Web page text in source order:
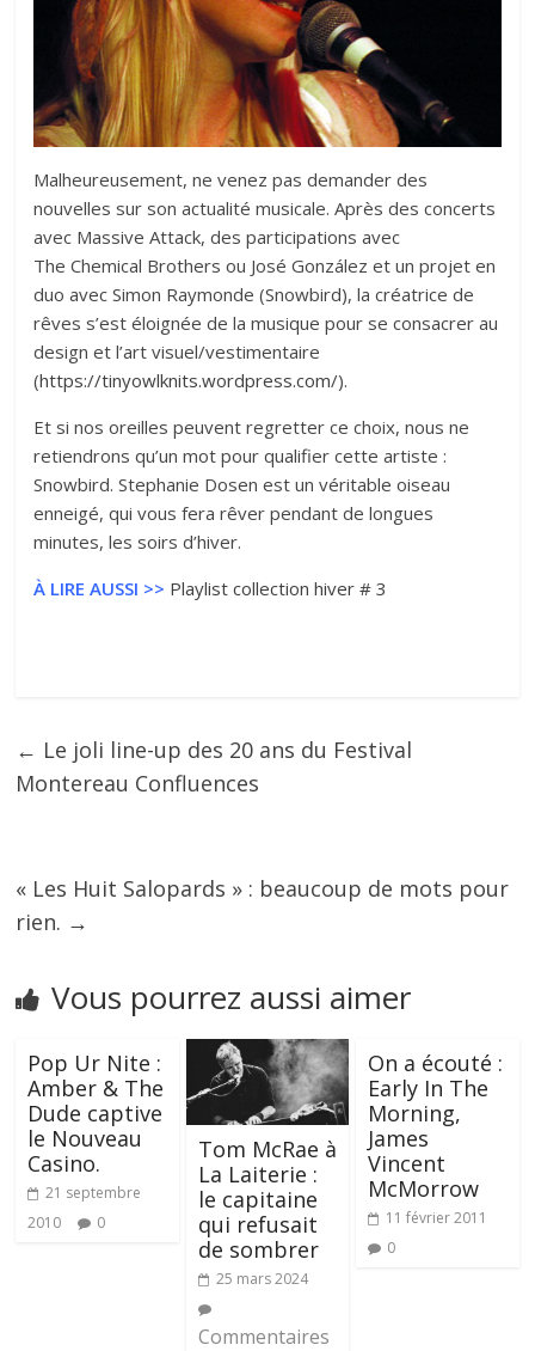
Malheureusement, ne venez pas demander des
nouvelles sur son actualité musicale. Après des concerts
avec Massive Attack, des participations avec
The Chemical Brothers ou José González et un projet en
duo avec Simon Raymonde (Snowbird), la créatrice de
rêves s’est éloignée de la musique pour se consacrer au
design et l’art visuel/vestimentaire
(https://tinyowlknits.wordpress.com/).
Et si nos oreilles peuvent regretter ce choix, nous ne
retiendrons qu’un mot pour qualifier cette artiste :
Snowbird. Stephanie Dosen est un véritable oiseau
enneigé, qui vous fera rêver pendant de longues
minutes, les soirs d’hiver.
À LIRE AUSSI >> Playlist collection hiver # 3
← Le joli line-up des 20 ans du Festival
Montereau Confluences
« Les Huit Salopards » : beaucoup de mots pour
rien. →
Vous pourrez aussi aimer
Pop Ur Nite :
Amber & The
Dude captive
le Nouveau
Casino.
21 septembre
2010
0
Tom McRae à
La Laiterie :
le capitaine
qui refusait
de sombrer
25 mars 2024
Commentaires
On a écouté :
Early In The
Morning,
James
Vincent
McMorrow
11 février 2011
0